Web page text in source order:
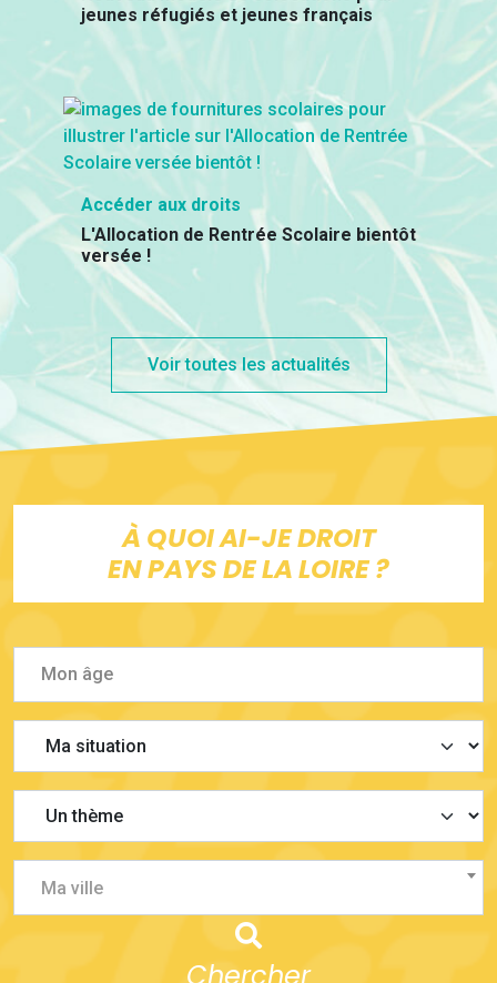
jeunes réfugiés et jeunes français
Accéder aux droits
L'Allocation de Rentrée Scolaire bientôt
versée !
Voir toutes les actualités
À QUOI AI-JE DROIT
EN PAYS DE LA LOIRE ?
Ma ville
Chercher